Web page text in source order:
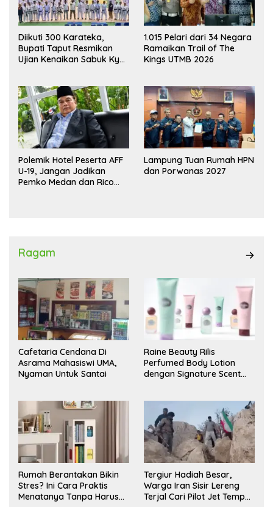
Diikuti 300 Karateka,
Bupati Taput Resmikan
Ujian Kenaikan Sabuk Kyu
1.015 Pelari dari 34 Negara
Ramaikan Trail of The
Kings UTMB 2026
Polemik Hotel Peserta AFF
U-19, Jangan Jadikan
Pemko Medan dan Rico
Lampung Tuan Rumah HPN
dan Porwanas 2027
Ragam
Cafetaria Cendana Di
Asrama Mahasiswi UMA,
Nyaman Untuk Santai
Raine Beauty Rilis
Perfumed Body Lotion
dengan Signature Scent
Rumah Berantakan Bikin
Stres? Ini Cara Praktis
Menatanya Tanpa Harus
Tergiur Hadiah Besar,
Warga Iran Sisir Lereng
Terjal Cari Pilot Jet Tempur